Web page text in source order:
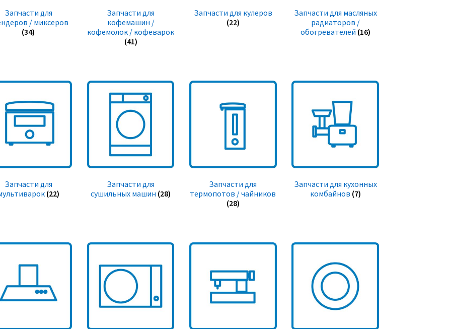
Запчасти для
/ миксеров
(34)
Запчасти для
кофемашин /
кофемолок / кофеварок
(41)
Запчасти для кулеров
(22)
Запчасти для масляных
радиаторов /
обогревателей (16)
Запчасти для
(22)
Запчасти для
сушильных машин (28)
Запчасти для
термопотов / чайников
(28)
Запчасти для кухонных
комбайнов (7)